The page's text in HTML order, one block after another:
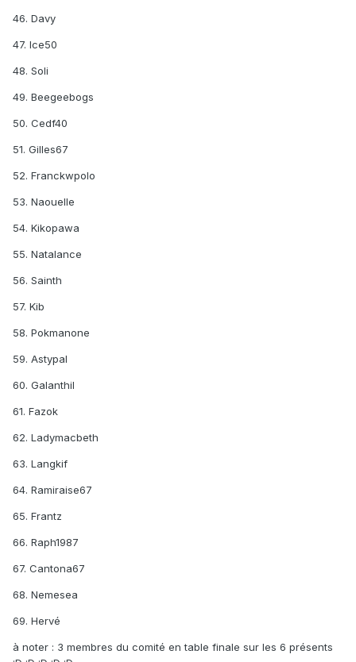
46. Davy
47. Ice50
48. Soli
49. Beegeebogs
50. Cedf40
51. Gilles67
52. Franckwpolo
53. Naouelle
54. Kikopawa
55. Natalance
56. Sainth
57. Kib
58. Pokmanone
59. Astypal
60. Galanthil
61. Fazok
62. Ladymacbeth
63. Langkif
64. Ramiraise67
65. Frantz
66. Raph1987
67. Cantona67
68. Nemesea
69. Hervé
à noter : 3 membres du comité en table finale sur les 6 présents